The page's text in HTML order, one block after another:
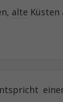
alte Küsten